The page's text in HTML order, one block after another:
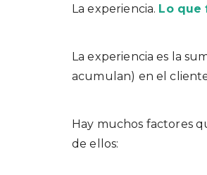
La experiencia. Lo que
La experiencia es la
acumulan) en el
Hay muchos factores
de ellos: